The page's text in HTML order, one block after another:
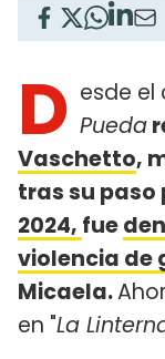
D esde el
Pueda
Vaschetto,
tras su paso
2024, fue
violencia de
Micaela.
en "La